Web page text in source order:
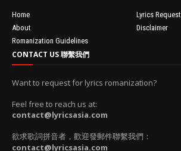
Home
Lyrics Request
About
Disclaimer
Romanization Guidelines
CONTACT US 聯繫我們
Want to request for lyrics romanization?
Feel free to reach us at:
contact@lyricsasia.com
欲求歌詞拼音者，歡迎發郵件聯繫我們：
contact@lyricsasia.com